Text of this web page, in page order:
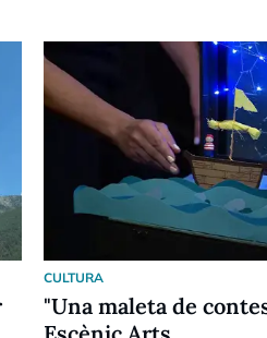
CULTURA
"Una maleta de